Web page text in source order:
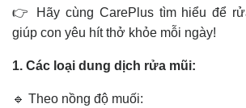
👉 Hãy cùng CarePlus tìm hiểu để
giúp con yêu hít thở khỏe mỗi ngày!
1. Các loại dung dịch rửa mũi:
🔹 Theo nồng độ muối: